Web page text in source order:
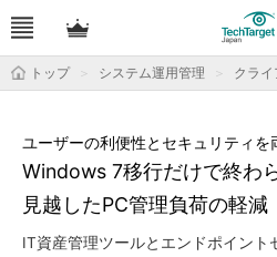
トップ システム運用管理 クラ
Windows 7移行だけで終わ
見越したPC管理負荷の軽減
ユーザーの利便性とセキュリティを
IT資産管理ツールとエンドポイント